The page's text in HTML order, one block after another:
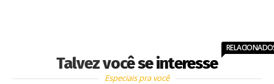
Talvez você se interesse
Especiais pra você